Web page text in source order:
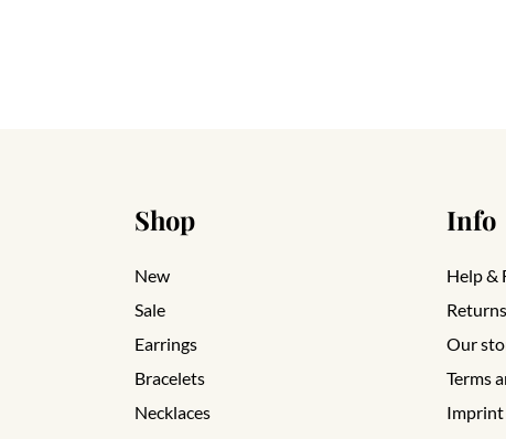
Shop
New
Sale
Earrings
Bracelets
Necklaces
Info
Help &
Returns
Our
Terms
Imprint